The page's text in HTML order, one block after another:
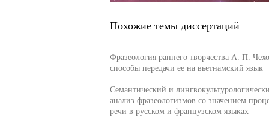
Похожие темы диссертаций
Фразеология раннего творчества А. П.
способы передачи ее на вьетнамский язык
Семантический и
анализ фразеологизмов со значением
речи в русском и французском языках